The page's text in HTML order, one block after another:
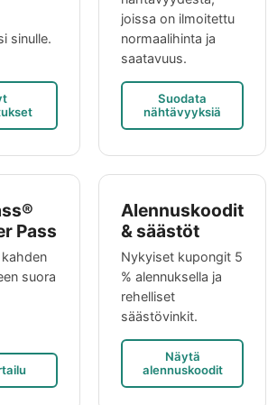
sinulle.
joissa on ilmoitettu
normaalihinta ja
saatavuus.
Suodata
nähtävyyksiä
Pass
suora
Alennuskoodit
& säästöt
Nykyiset kupongit 5
% alennuksella ja
rehelliset
säästövinkit.
Näytä
alennuskoodit